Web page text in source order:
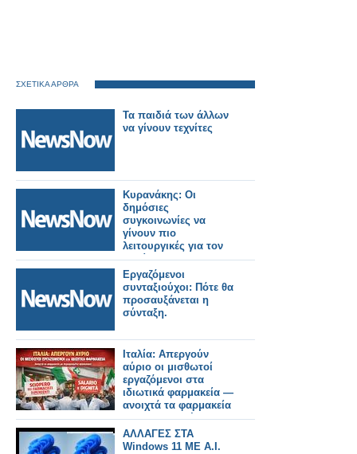
ΣΧΕΤΙΚΑ ΑΡΘΡΑ
Τα παιδιά των άλλων
να γίνουν τεχνίτες
Κυρανάκης: Οι
δημόσιες
συγκοινωνίες να
γίνουν πιο
λειτουργικές για τον
πολίτη.
Εργαζόμενοι
συνταξιούχοι: Πότε θα
προσαυξάνεται η
σύνταξη.
Ιταλία: Απεργούν
αύριο οι μισθωτοί
εργαζόμενοι στα
ιδιωτικά φαρμακεία —
ανοιχτά τα φαρμακεία
με περιορισμένο
προσωπικό
ΑΛΛΑΓΕΣ ΣΤΑ
Windows 11 ΜΕ Α.Ι.